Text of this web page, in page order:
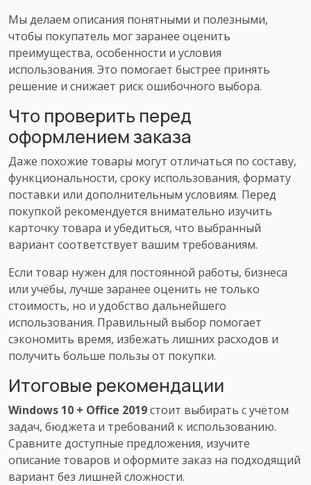
Мы делаем описания понятными и полезными,
чтобы покупатель мог заранее оценить
преимущества, особенности и условия
использования. Это помогает быстрее принять
решение и снижает риск ошибочного выбора.
Что проверить перед
оформлением заказа
Даже похожие товары могут отличаться по составу,
функциональности, сроку использования, формату
поставки или дополнительным условиям. Перед
покупкой рекомендуется внимательно изучить
карточку товара и убедиться, что выбранный
вариант соответствует вашим требованиям.
Если товар нужен для постоянной работы, бизнеса
или учёбы, лучше заранее оценить не только
стоимость, но и удобство дальнейшего
использования. Правильный выбор помогает
сэкономить время, избежать лишних расходов и
получить больше пользы от покупки.
Итоговые рекомендации
Windows 10 + Office 2019стоит выбирать с учётом
задач, бюджета и требований к использованию.
Сравните доступные предложения, изучите
описание товаров и оформите заказ на подходящий
вариант без лишней сложности.